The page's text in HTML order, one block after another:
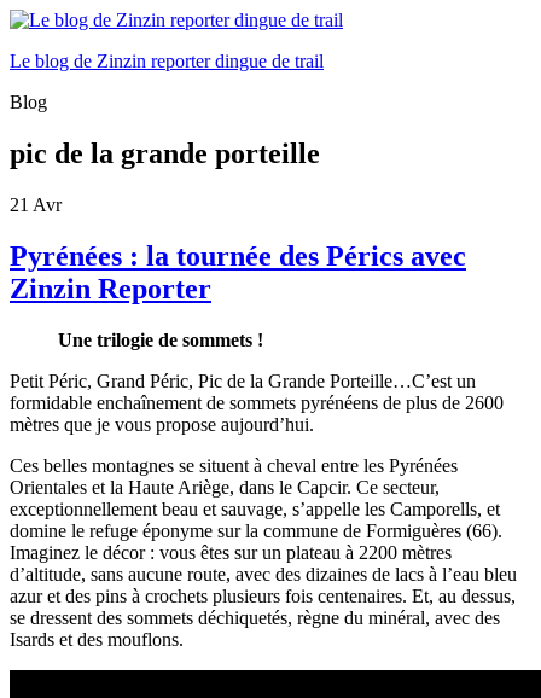
Le blog de Zinzin reporter dingue de trail
Blog
pic de la grande porteille
21 Avr
Pyrénées : la tournée des Pérics avec
Zinzin Reporter
Une trilogie de sommets !
Petit Péric, Grand Péric, Pic de la Grande Porteille…C’est un
formidable enchaînement de sommets pyrénéens de plus de 2600
mètres que je vous propose aujourd’hui.
Ces belles montagnes se situent à cheval entre les Pyrénées
Orientales et la Haute Ariège, dans le Capcir. Ce secteur,
exceptionnellement beau et sauvage, s’appelle les Camporells, et
domine le refuge éponyme sur la commune de Formiguères (66).
Imaginez le décor : vous êtes sur un plateau à 2200 mètres
d’altitude, sans aucune route, avec des dizaines de lacs à l’eau bleu
azur et des pins à crochets plusieurs fois centenaires. Et, au dessus,
se dressent des sommets déchiquetés, règne du minéral, avec des
Isards et des mouflons.